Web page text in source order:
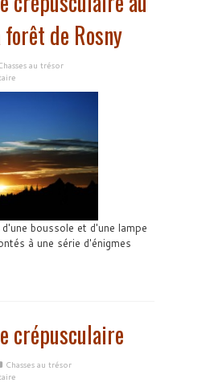
de Rosny
au trésor
boussole et d'une lampe
à une série d'énigmes
crépusculaire
Chasses au trésor